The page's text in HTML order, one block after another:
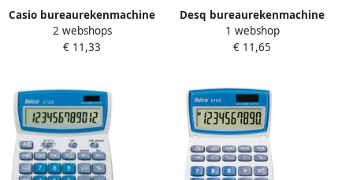
Casio bureaurekenmachine
MS-20UC blauw
2 webshops
€ 11,33
Desq bureaurekenmachine
primair onderwijs 30200
blauw
1 webshop
€ 11,65